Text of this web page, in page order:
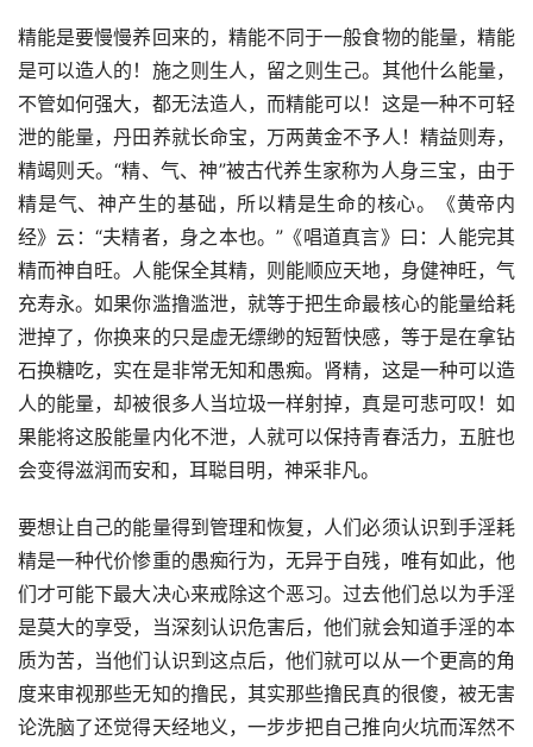
精能是要慢慢养回来的，精能不同于一般食物的能量，精能
是可以造人的！施之则生人，留之则生己。其他什么能量，
不管如何强大，都无法造人，而精能可以！这是一种不可轻
泄的能量，丹田养就长命宝，万两黄金不予人！精益则寿，
精竭则夭。“精、气、神”被古代养生家称为人身三宝，由于
精是气、神产生的基础，所以精是生命的核心。《黄帝内
经》云：“夫精者，身之本也。”《唱道真言》曰：人能完其
精而神自旺。人能保全其精，则能顺应天地，身健神旺，气
充寿永。如果你滥撸滥泄，就等于把生命最核心的能量给耗
泄掉了，你换来的只是虚无缥缈的短暂快感，等于是在拿钻
石换糖吃，实在是非常无知和愚痴。肾精，这是一种可以造
人的能量，却被很多人当垃圾一样射掉，真是可悲可叹！如
果能将这股能量内化不泄，人就可以保持青春活力，五脏也
会变得滋润而安和，耳聪目明，神采非凡。
要想让自己的能量得到管理和恢复，人们必须认识到手淫耗
精是一种代价惨重的愚痴行为，无异于自残，唯有如此，他
们才可能下最大决心来戒除这个恶习。过去他们总以为手淫
是莫大的享受，当深刻认识危害后，他们就会知道手淫的本
质为苦，当他们认识到这点后，他们就可以从一个更高的角
度来审视那些无知的撸民，其实那些撸民真的很傻，被无害
论洗脑了还觉得天经地义，一步步把自己推向火坑而浑然不